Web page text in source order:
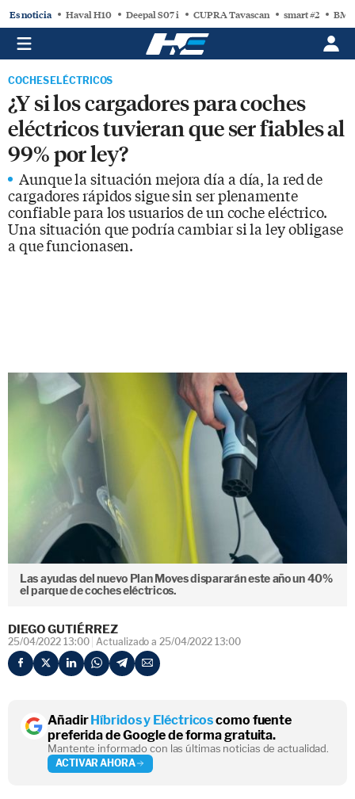
Es noticia Haval H10 Deepal S07 i CUPRA Tavascan smart #2
COCHES ELÉCTRICOS
¿Y si los cargadores para coches
eléctricos tuvieran que ser fiables al
99% por ley?
Aunque la situación mejora día a día, la red de
cargadores rápidos sigue sin ser plenamente
confiable para los usuarios de un coche eléctrico.
Una situación que podría cambiar si la ley obligase
a que funcionasen.
Las ayudas del nuevo Plan Moves dispararán este año un 40%
el parque de coches eléctricos.
DIEGO GUTIÉRREZ
25/04/2022 13:00 Actualizado a 25/04/2022 13:00
AñadirHíbridos y Eléctricoscomo fuente
preferida de Google de forma gratuita.
Mantente informado con las últimas noticias de actualidad.
ACTIVAR AHORA